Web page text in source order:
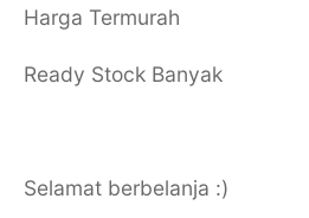
Harga Termurah
Ready Stock Banyak
Selamat berbelanja :)